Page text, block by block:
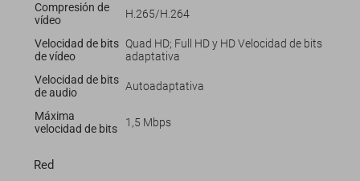
Compresión de
vídeo
H.265/H.264
Velocidad de bits
de vídeo
Quad HD; Full HD y HD Velocidad de bits
adaptativa
Velocidad de bits
de audio
Autoadaptativa
Máxima
velocidad de bits
1,5 Mbps
Red